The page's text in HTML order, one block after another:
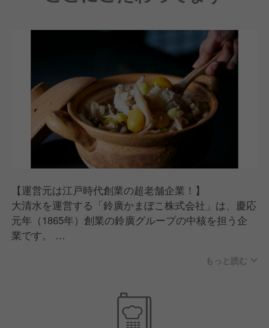
■私たちの理念・精神に共感していただける方
れる方
■食を通じて人と社会の役に立ちたいという想いを持
■チームワークを大切にしながら、自ら考え行動でき
る方
【運営元は江戸時代創業の超老舗企業！】
大清水を運営する「鈴廣かまぼこ株式会社」は、慶応
元年（1865年）創業の鈴廣グループの中核を担う企
業です。
で、社是「老舗にあって、老舗にあらず」の精神のも
そんな企業だからこそ、社員が長く安心して働ける環
もっと読む